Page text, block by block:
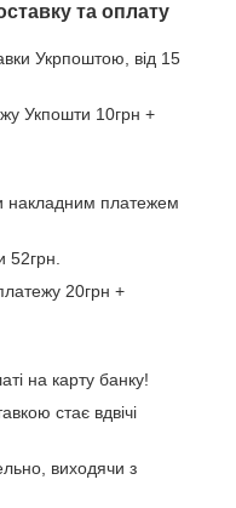
та оплату
Укрпоштою, від 15
Укпошти 10грн +
накладним платежем
52грн.
20грн +
на карту банку!
стає вдвічі
виходячи з